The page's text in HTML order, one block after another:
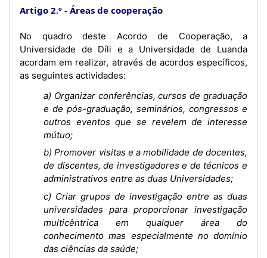
Artigo 2.º Áreas de cooperação
No quadro deste Acordo de Cooperação, a
Universidade de Díli e a Universidade de Luanda
acordam em realizar, através de acordos específicos,
as seguintes actividades:
a) Organizar conferências, cursos de graduação
e de pós-graduação, seminários, congressos e
outros eventos que se revelem de interesse
mútuo;
b) Promover visitas e a mobilidade de docentes,
de discentes, de investigadores e de técnicos e
administrativos entre as duas Universidades;
c) Criar grupos de investigação entre as duas
universidades para proporcionar investigação
multicêntrica em qualquer área do
conhecimento mas especialmente no domínio
das ciências da saúde;